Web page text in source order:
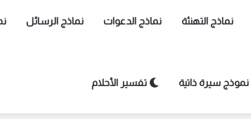
نماذج التهنئة نماذج الدعوات نماذج الرسائل
نموذج سيرة ذاتية تفسير الأحلام